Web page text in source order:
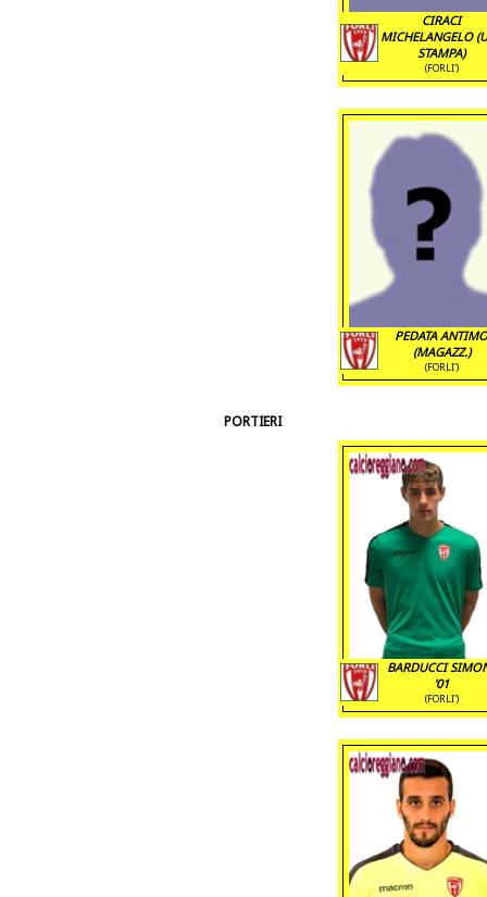
CIRACI
MICHELANGELO
STAMPA)
(FORLI')
PEDATA
(MAGAZZ.)
(FORLI')
PORTIERI
BARDUCCI
'01
(FORLI')